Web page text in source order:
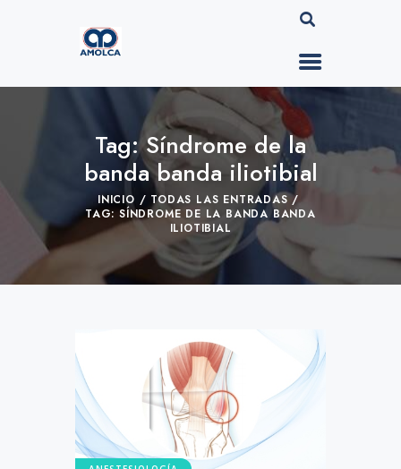
Tag: Síndrome de la
banda banda iliotibial
INICIO
TODAS LAS ENTRADAS
TAG: SÍNDROME DE LA BANDA BANDA
ILIOTIBIAL